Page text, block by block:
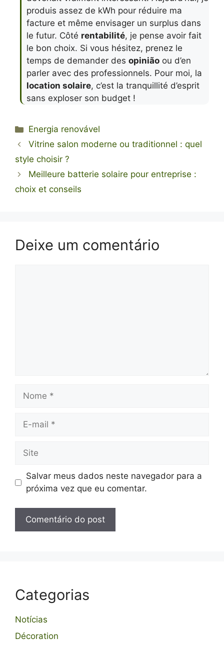
produis assez de kWh pour réduire ma
facture et même envisager un surplus dans
le futur. Côté rentabilité, je pense avoir fait
le bon choix. Si vous hésitez, prenez le
temps de demander des opinião ou d’en
parler avec des professionnels. Pour moi, la
location solaire, c’est la tranquillité d’esprit
sans exploser son budget !
Categorias
Energia renovável
Vitrine salon moderne ou traditionnel : quel
style choisir ?
Meilleure batterie solaire pour entreprise :
choix et conseils
Deixe um comentário
Nome
Site
Salvar meus dados neste navegador para a
próxima vez que eu comentar.
Categorias
Notícias
Décoration